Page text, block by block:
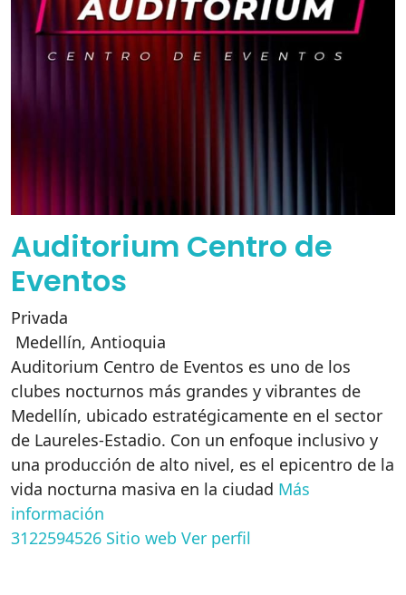
Auditorium Centro de
Eventos
Privada
Medellín, Antioquia
Auditorium Centro de Eventos es uno de los
clubes nocturnos más grandes y vibrantes de
Medellín, ubicado estratégicamente en el sector
de Laureles-Estadio. Con un enfoque inclusivo y
una producción de alto nivel, es el epicentro de la
vida nocturna masiva en la ciudad Más
información
3122594526 Sitio web Ver perfil